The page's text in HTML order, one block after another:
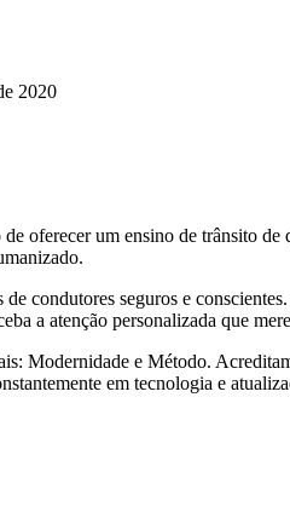
2020
oferecer um ensino de trânsito
condutores seguros e
a atenção personalizada que
Modernidade e Método.
em tecnologia e